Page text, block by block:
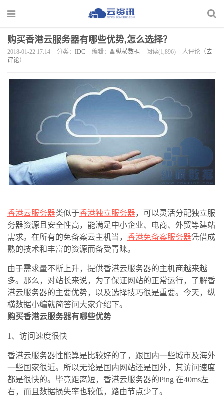
购买香港云服务器有哪些优势,怎么选择？
2018-01-22 17:14 分类： IDC 编辑： 纵横数据 阅读(1,896) 人评论（去
评论）
香港云服务器类似于香港独立服务器，可以灵活分配独立服
务器资源且安全性高，能满足中小企业、电商、外贸等建站
需求。在所有的免备案云主机当， 香港免备案服务器凭借成
熟的技术和丰富的资源而备受青睐。
由于需求量不断上升，提供香港云服务器的主机商越来越
多。那么，对站长来说，为了保证网站的正常运行，了解香
港云服务器的主要优势，以及选择技巧很是重要。今天，纵
横数据小编就简答问大家介绍下。
购买香港云服务器有哪些优势
1、访问速度很快
香港云服务器性能算是比较好的了，跟国内一些城市及海外
一些国家很近。所以无论是国内网站还是国外，其访问速度
都是很快的。毕竟距离短，香港云服务器的Ping 在40ms左
右，而且数据损失率也较低，路由节点少了。